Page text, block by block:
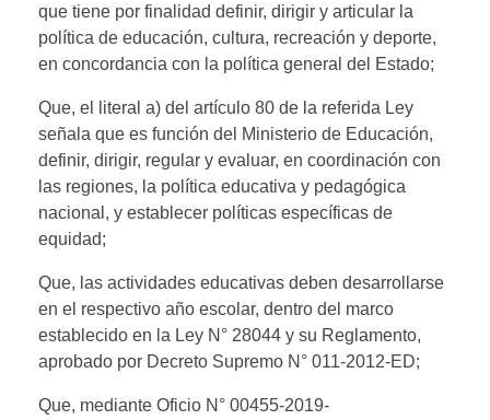
que tiene por finalidad definir, dirigir y articular la
política de educación, cultura, recreación y deporte,
en concordancia con la política general del Estado;
Que, el literal a) del artículo 80 de la referida Ley
señala que es función del Ministerio de Educación,
definir, dirigir, regular y evaluar, en coordinación con
las regiones, la política educativa y pedagógica
nacional, y establecer políticas específicas de
equidad;
Que, las actividades educativas deben desarrollarse
en el respectivo año escolar, dentro del marco
establecido en la Ley N° 28044 y su Reglamento,
aprobado por Decreto Supremo N° 011-2012-ED;
Que, mediante Oficio N° 00455-2019-